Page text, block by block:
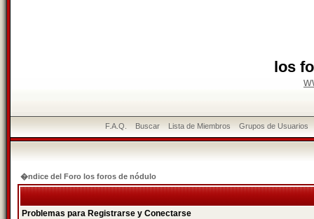
los
F.A.Q. Buscar Lista de Miembros Grupos de Usuarios
�ndice del Foro los foros de nódulo
Problemas para Registrarse y Conectarse